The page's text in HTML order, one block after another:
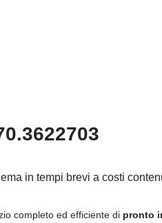
in tempi brevi a costi
completo ed efficiente di pronto